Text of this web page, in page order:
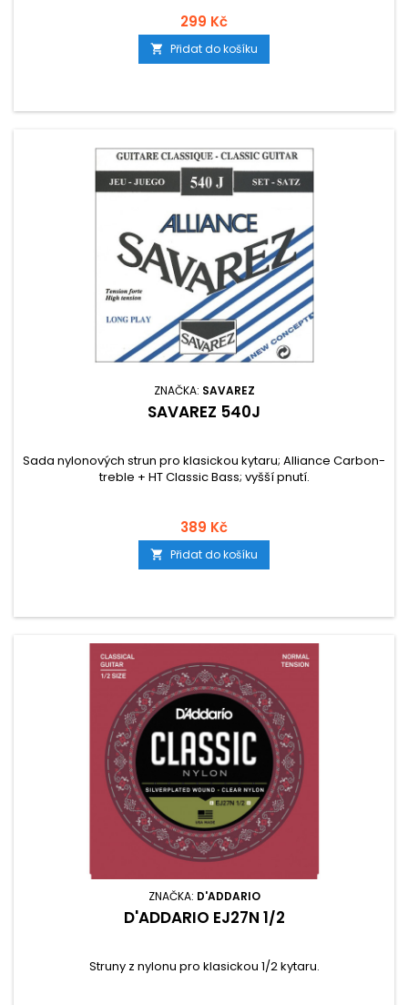
299 Kč
 Přidat do košíku
ZNAČKA: SAVAREZ
SAVAREZ 540J
Sada nylonových strun pro klasickou kytaru; Alliance Carbon-
treble + HT Classic Bass; vyšší pnutí.
389 Kč
 Přidat do košíku
ZNAČKA: D'ADDARIO
D'ADDARIO EJ27N 1/2
Struny z nylonu pro klasickou 1/2 kytaru.